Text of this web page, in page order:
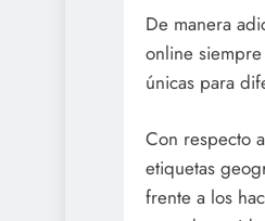
De manera
online
únicas para
Con respecto
etiquetas
frente a los